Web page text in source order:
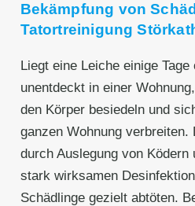
Bekämpfung von
Tatortreinigung
Liegt eine Leiche einige Tage
unentdeckt in einer
den Körper besiedeln und
ganzen Wohnung verbreiten.
durch Auslegung von Ködern
stark wirksamen
Schädlinge gezielt abtöten.